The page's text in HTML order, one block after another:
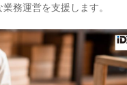
務運営を支援します。